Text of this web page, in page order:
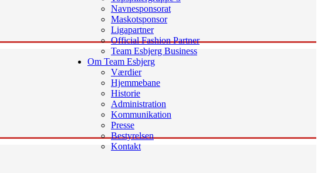
Navnesponsorat
Maskotsponsor
Ligapartner
Official Fashion Partner
Team Esbjerg Business
Om Team Esbjerg
Værdier
Hjemmebane
Historie
Administration
Kommunikation
Presse
Bestyrelsen
Kontakt